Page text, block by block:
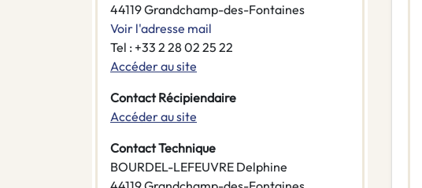
44119 Grandchamp-des-Fontaines
Voir l'adresse mail
Tel : +33 2 28 02 25 22
Accéder au site
Contact Récipiendaire
Accéder au site
Contact Technique
BOURDEL-LEFEUVRE Delphine